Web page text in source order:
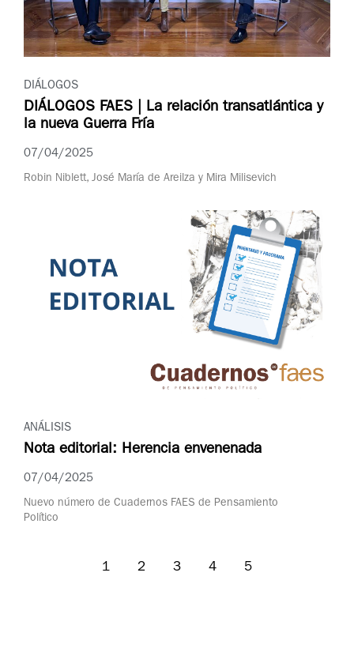
DIÁLOGOS
DIÁLOGOS FAES | La relación transatlántica y
la nueva Guerra Fría
07/04/2025
Robin Niblett, José María de Areilza y Mira Milisevich
ANÁLISIS
Nota editorial: Herencia envenenada
07/04/2025
Nuevo número de Cuadernos FAES de Pensamiento
Político
1 2 3 4 5